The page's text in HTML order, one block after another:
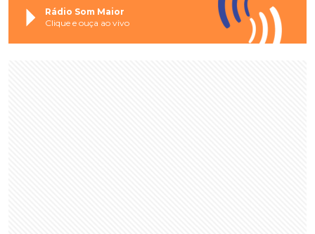
Rádio Som Maior
Clique e ouça ao vivo